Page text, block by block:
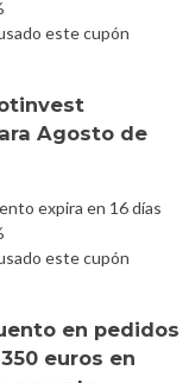
este cupón
Agosto de
expira en 16 días
este cupón
en pedidos
euros en